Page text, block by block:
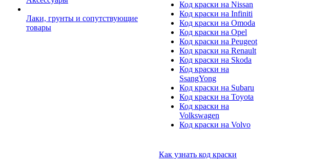
Лаки, грунты и сопутствующие
товары
Код краски на Nissan
Код краски на Infiniti
Код краски на Omoda
Код краски на Opel
Код краски на Peugeot
Код краски на Renault
Код краски на Skoda
Код краски на
SsangYong
Код краски на Subaru
Код краски на Toyota
Код краски на
Volkswagen
Код краски на Volvo
Как узнать код краски